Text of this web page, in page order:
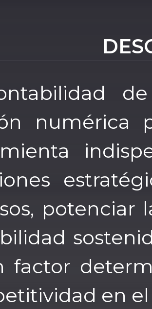
numérica
potenciar
factor
en